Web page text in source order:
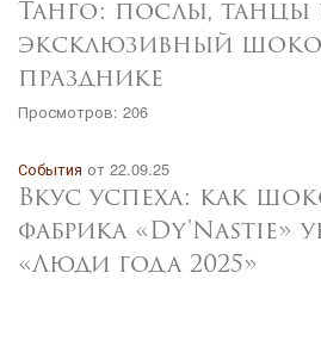
Танго: послы, танцы
эксклюзивный
празднике
Просмотров: 206
События от 22.09.25
Вкус успеха: как
фабрика «Dy'Nastie»
«Люди года 2025»